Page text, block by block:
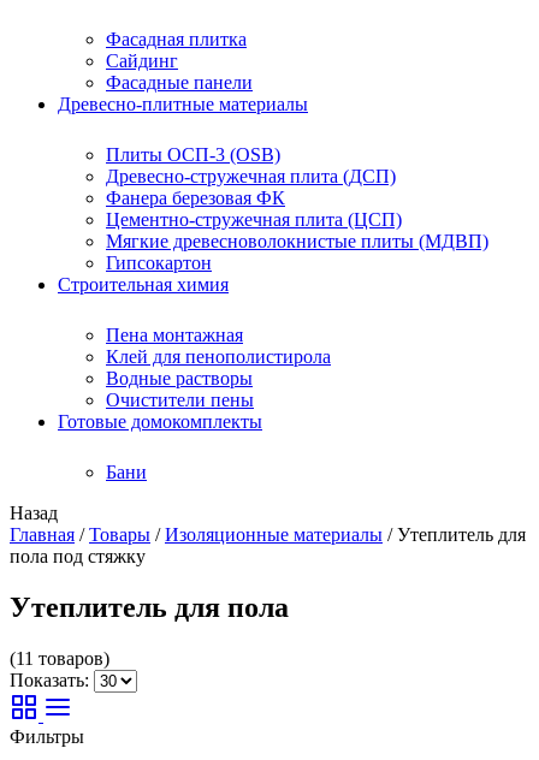
Фасадная плитка
Сайдинг
Фасадные панели
Древесно-плитные материалы
Плиты ОСП-3 (OSB)
Древесно-стружечная плита (ДСП)
Фанера березовая ФК
Цементно-стружечная плита (ЦСП)
Мягкие древесноволокнистые плиты (МДВП)
Гипсокартон
Строительная химия
Пена монтажная
Клей для пенополистирола
Водные растворы
Очистители пены
Готовые домокомплекты
Бани
Назад
Главная /Товары /Изоляционные материалы /Утеплитель для
пола под стяжку
Утеплитель для пола
(11 товаров)
Показать:
Фильтры